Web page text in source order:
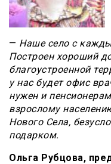
— Наше село с
Построен хороший
благоустроенной
у нас будет офис
нужен и
взрослому
Нового Села,
подарком.
Ольга Рубцова,